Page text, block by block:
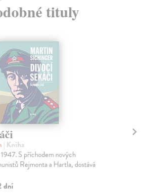
tituly
| Kniha
S příchodem nových
Rejmonta a Hartla, dostává
dní